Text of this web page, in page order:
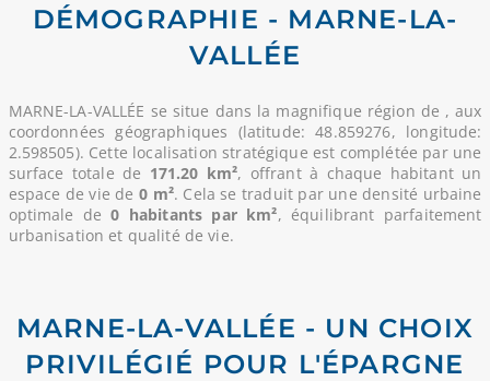
DÉMOGRAPHIE - MARNE-LA-
VALLÉE
MARNE-LA-VALLÉE se situe dans la magnifique région de , aux
coordonnées géographiques (latitude: 48.859276, longitude:
2.598505). Cette localisation stratégique est complétée par une
surface totale de 171.20 km², offrant à chaque habitant un
espace de vie de 0 m². Cela se traduit par une densité urbaine
optimale de0 habitants par km², équilibrant parfaitement
urbanisation et qualité de vie.
MARNE-LA-VALLÉE - UN CHOIX
PRIVILÉGIÉ POUR L'ÉPARGNE